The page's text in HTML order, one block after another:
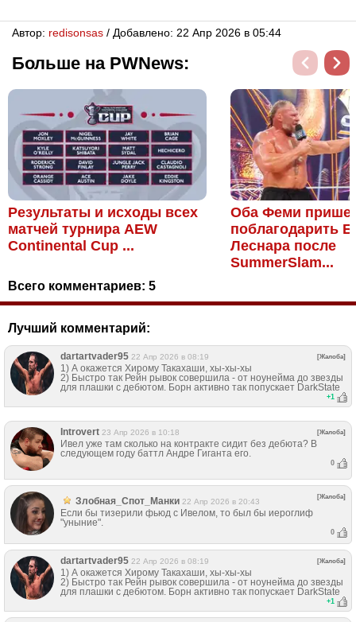
Автор: redisonsas / Добавлено: 22 Апр 2026 в 05:44
Больше на PWNews:
Результаты и исходы всех
матчей турнира AEW
Continental Cup ...
Оба Феми
поблагодарить
Леснара после
SummerSlam...
Всего комментариев: 5
Лучший комментарий:
dartartvader95 22 Апр 2026 в 08:19 [Жалоба]
1) А окажется Хирому Такахаши, хы-хы-хы
2) Быстро так Рейн рывок совершила - от ноунейма до звезды
для плашки с дебютом. Борн активно так попускает DarkState
+1
Introvert 23 Апр 2026 в 10:18 [Жалоба]
Ивел уже там сколько на контракте сидит без дебюта? В
следующем году баттл Андре Гиганта его.
0
Злобная_Спот_Манки 22 Апр 2026 в 20:43
[Жалоба]
Если бы тизерили фьюд с Ивелом, то был бы иероглиф
"уныние".
0
dartartvader95 22 Апр 2026 в 08:19 [Жалоба]
1) А окажется Хирому Такахаши, хы-хы-хы
2) Быстро так Рейн рывок совершила - от ноунейма до звезды
для плашки с дебютом. Борн активно так попускает DarkState
+1